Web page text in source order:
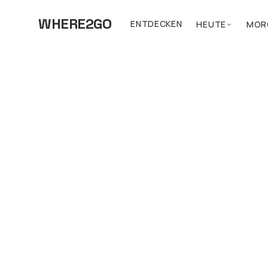
WHERE2GO ENTDECKEN HEUTE